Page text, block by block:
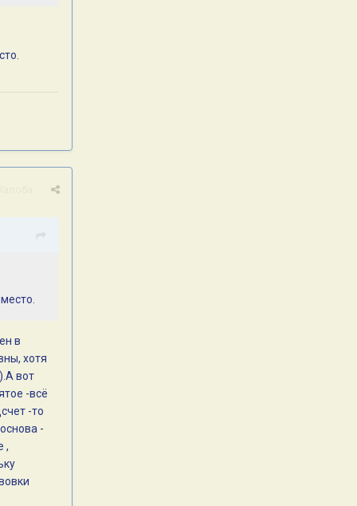
в
хотя
вот
-всё
-то
-
,